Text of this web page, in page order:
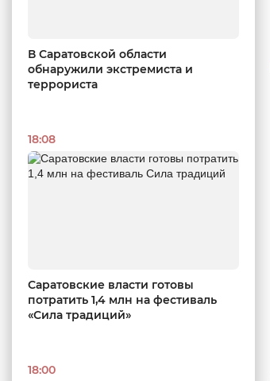
В Саратовской области
обнаружили экстремиста и
террориста
18:08
Саратовские власти готовы
потратить 1,4 млн на фестиваль
«Сила традиций»
18:00